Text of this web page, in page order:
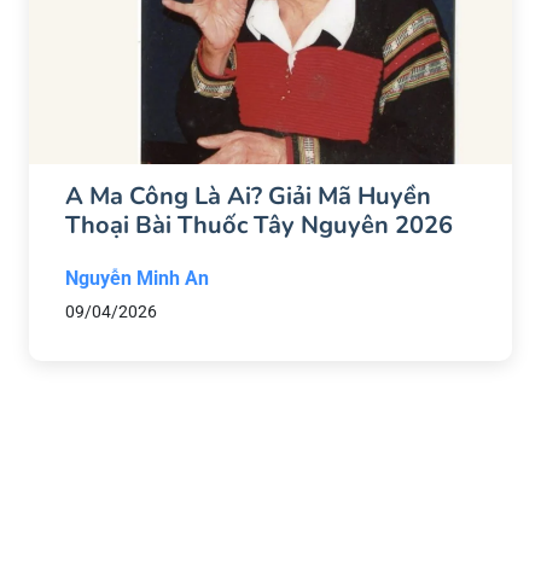
A Ma Công Là Ai? Giải Mã Huyền
Thoại Bài Thuốc Tây Nguyên 2026
Nguyễn Minh An
09/04/2026